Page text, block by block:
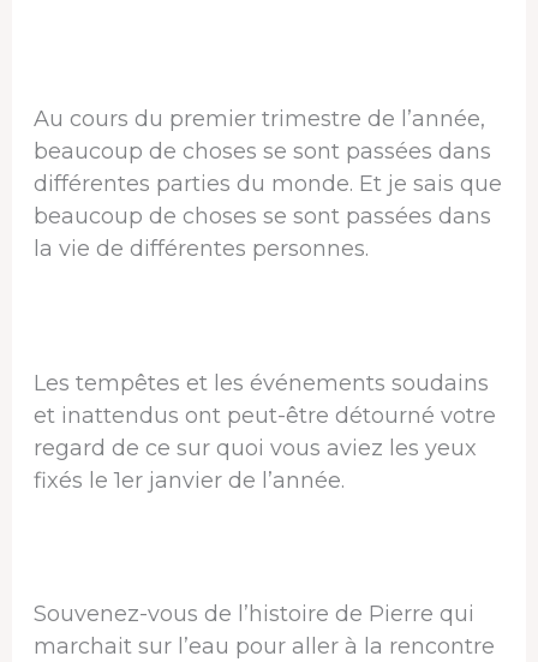
Au cours du premier trimestre de l’année,
beaucoup de choses se sont passées dans
différentes parties du monde. Et je sais que
beaucoup de choses se sont passées dans
la vie de différentes personnes.
Les tempêtes et les événements soudains
et inattendus ont peut-être détourné votre
regard de ce sur quoi vous aviez les yeux
fixés le 1er janvier de l’année.
Souvenez-vous de l’histoire de Pierre qui
marchait sur l’eau pour aller à la rencontre